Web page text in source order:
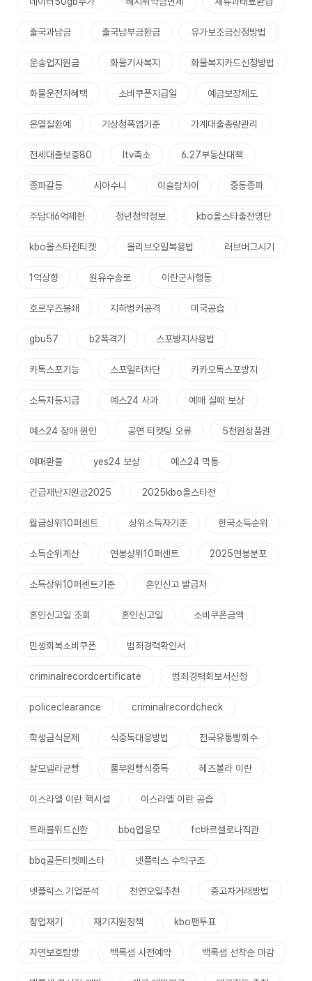
출국과납금 출국납부금환급 유가보조금신청방법
운송업지원금 화물기사복지 화물복지카드신청방법
화물운전자혜택 소비쿠폰지급일 예금보장제도
온열질환예 기상청폭염기준 가계대출총량관리
전세대출보증80 ltv축소 6.27부동산대책
종파갈등 시아수니 이슬람차이 중동종파
주담대6억제한 청년청약정보 kbo올스타출전명단
kbo올스타전티켓 올리브오일복용법 러브버그시기
1억상향 원유수송로 이란군사행동
호르무즈봉쇄 지하벙커공격 미국공습
gbu57 b2폭격기 스포방지사용법
카톡스포기능 스포일러차단 카카오톡스포방지
소득차등지급 예스24 사과 예매 실패 보상
예스24 장애 원인 공연 티켓팅 오류 5천원상품권
예매환불 yes24 보상 예스24 먹통
긴급재난지원금2025 2025kbo올스타전
월급상위10퍼센트 상위소득자기준 한국소득순위
소득순위계산 연봉상위10퍼센트 2025연봉분포
소득상위10퍼센트기준 혼인신고 발급처
혼인신고일 조회 혼인신고일 소비쿠폰금액
민생회복소비쿠폰 범죄경력확인서
criminalrecordcertificate 범죄경력회보서신청
policeclearance criminalrecordcheck
학생급식문제 식중독대응방법 전국유통빵회수
살모넬라균빵 풀무원빵식중독 헤즈볼라 이란
이스라엘 이란 핵시설 이스라엘 이란 공습
트래블위드신한 bbq앱응모 fc바르셀로나직관
bbq골든티켓페스타 넷플릭스 수익구조
넷플릭스 기업분석 천연오일추천 중고차거래방법
창업재기 재기지원정책 kbo팬투표
자연보호탐방 백록샘 사전예약 백록샘 선착순 마감